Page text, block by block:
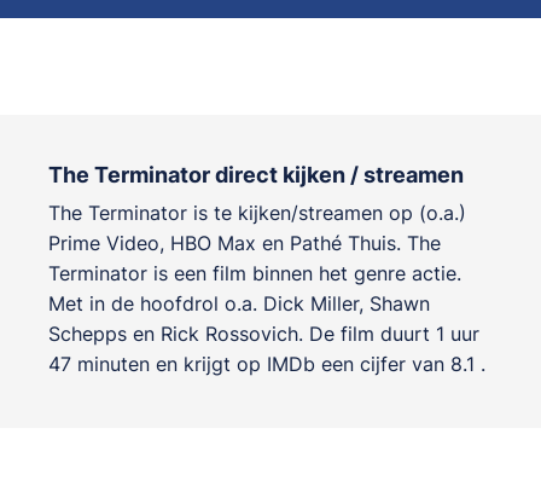
The Terminator direct kijken / streamen
The Terminator is te kijken/streamen op (o.a.)
Prime Video, HBO Max en Pathé Thuis. The
Terminator is een film binnen het genre actie.
Met in de hoofdrol o.a. Dick Miller, Shawn
Schepps en Rick Rossovich. De film duurt 1 uur
47 minuten en krijgt op IMDb een cijfer van 8.1 .